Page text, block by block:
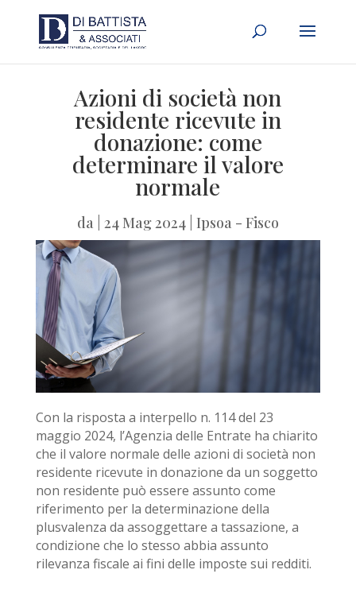
Azioni di società non
residente ricevute in
donazione: come
determinare il valore
normale
da 24 Mag 2024| Ipsoa - Fisco
Con la risposta a interpello n. 114 del 23
maggio 2024, l’Agenzia delle Entrate ha chiarito
che il valore normale delle azioni di società non
residente ricevute in donazione da un soggetto
non residente può essere assunto come
riferimento per la determinazione della
plusvalenza da assoggettare a tassazione, a
condizione che lo stesso abbia assunto
rilevanza fiscale ai fini delle imposte sui redditi.